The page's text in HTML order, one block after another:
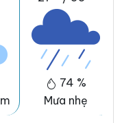
74 %
Mưa nhẹ